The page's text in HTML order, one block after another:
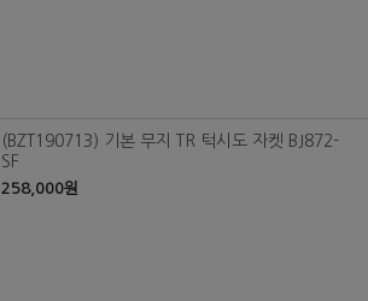
(BZT190713) 기본 무지 TR 턱시도 자켓 BJ872-
SF
258,000원